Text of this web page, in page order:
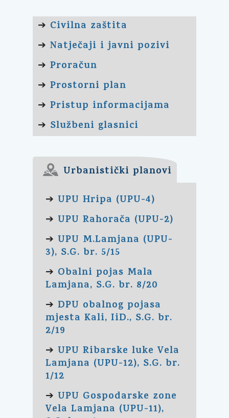
➔ Civilna zaštita
➔ Natječaji i javni pozivi
➔ Proračun
➔ Prostorni plan
➔ Pristup informacijama
➔ Službeni glasnici
Urbanistički planovi
➔ UPU Hripa (UPU-4)
➔ UPU Rahorača (UPU-2)
➔ UPU M.Lamjana (UPU-
3), S.G. br. 5/15
➔ Obalni pojas Mala
Lamjana, S.G. br. 8/20
➔ DPU obalnog pojasa
mjesta Kali, IiD., S.G. br.
2/19
➔ UPU Ribarske luke Vela
Lamjana (UPU-12), S.G. br.
1/12
➔ UPU Gospodarske zone
Vela Lamjana (UPU-11),